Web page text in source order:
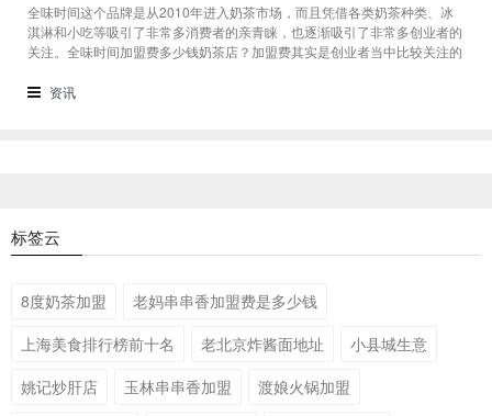
全味时间这个品牌是从2010年进入奶茶市场，而且凭借各类奶茶种类、冰
淇淋和小吃等吸引了非常多消费者的亲青睐，也逐渐吸引了非常多创业者的
关注。全味时间加盟费多少钱奶茶店？加盟费其实是创业者当中比较关注的
和县级城市的标准都会有所不同。全味时间加盟费多少钱奶茶店？这个问题
资讯
标签云
8度奶茶加盟
老妈串串香加盟费是多少钱
上海美食排行榜前十名
老北京炸酱面地址
小县城生意
姚记炒肝店
玉林串串香加盟
渡娘火锅加盟